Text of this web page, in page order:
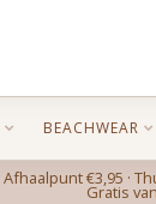
BEACHWEAR
Afhaalpunt €3,95 ·
Gratis